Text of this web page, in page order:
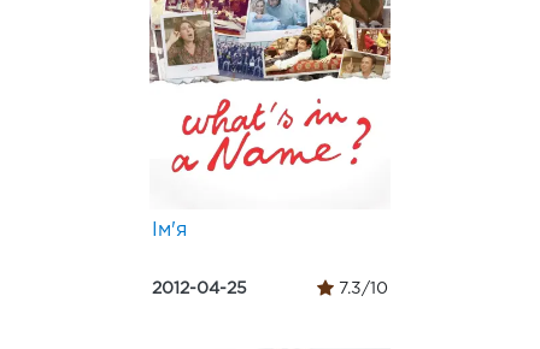
Ім'я
2012-04-25 7.3/10